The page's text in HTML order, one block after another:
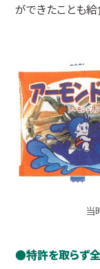
ができたことも給
当
特許を取らず